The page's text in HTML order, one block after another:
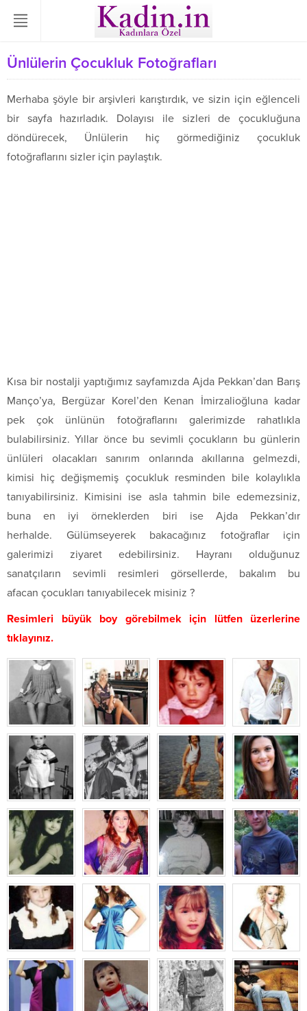
Ünlülerin Çocukluk Fotoğrafları
Merhaba şöyle bir arşivleri karıştırdık, ve sizin için eğlenceli
bir sayfa hazırladık. Dolayısı ile sizleri de çocukluğuna
döndürecek, Ünlülerin hiç görmediğiniz çocukluk
fotoğraflarını sizler için paylaştık.
Kısa bir nostalji yaptığımız sayfamızda Ajda Pekkan’dan Barış
Manço’ya, Bergüzar Korel’den Kenan İmirzalioğluna kadar
pek çok ünlünün fotoğraflarını galerimizde rahatlıkla
bulabilirsiniz. Yıllar önce bu sevimli çocukların bu günlerin
ünlüleri olacakları sanırım onlarında akıllarına gelmezdi,
kimisi hiç değişmemiş çocukluk resminden bile kolaylıkla
tanıyabilirsiniz. Kimisini ise asla tahmin bile edemezsiniz,
buna en iyi örneklerden biri ise Ajda Pekkan’dır
herhalde. Gülümseyerek bakacağınız fotoğraflar için
galerimizi ziyaret edebilirsiniz. Hayranı olduğunuz
sanatçıların sevimli resimleri görsellerde, bakalım bu
afacan çocukları tanıyabilecek misiniz ?
Resimleri büyük boy görebilmek için lütfen üzerlerine
tıklayınız.